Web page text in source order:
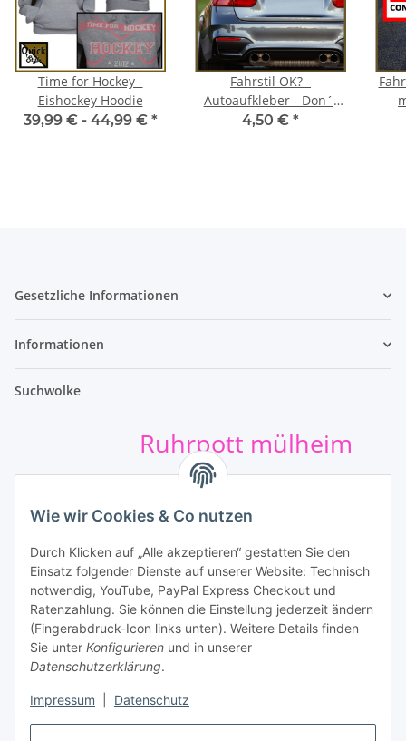
Wie wir Cookies & Co nutzen
Durch Klicken auf „Alle akzeptieren“ gestatten Sie den
Einsatz folgender Dienste auf unserer Website: Technisch
notwendig, YouTube, PayPal Express Checkout und
Ratenzahlung. Sie können die Einstellung jederzeit ändern
(Fingerabdruck-Icon links unten). Weitere Details finden
Sie unter Konfigurieren und in unserer
Datenschutzerklärung.
Impressum Datenschutz
Time for Hockey -
Eishockey Hoodie
39,99 € - 44,99 € *
Fahrstil OK? -
Autoaufkleber - Don´t
like my driving?
4,50 € *
Gesetzliche Informationen
Informationen
Suchwolke
t-shirt-druck
Ruhrpott mülheim
hund
mundschutz
Unsere Leistungen
Vertrag widerrufen